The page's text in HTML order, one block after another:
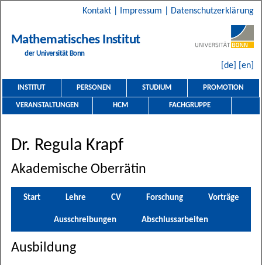
Kontakt Impressum Datenschutzerklärung
Mathematisches Institut
der Universität Bonn
[de] [en]
INSTITUT PERSONEN STUDIUM PROMOTION
VERANSTALTUNGEN HCM FACHGRUPPE
Dr. Regula Krapf
Akademische Oberrätin
Start Lehre CV Forschung Vorträge
Ausschreibungen Abschlussarbeiten
Ausbildung